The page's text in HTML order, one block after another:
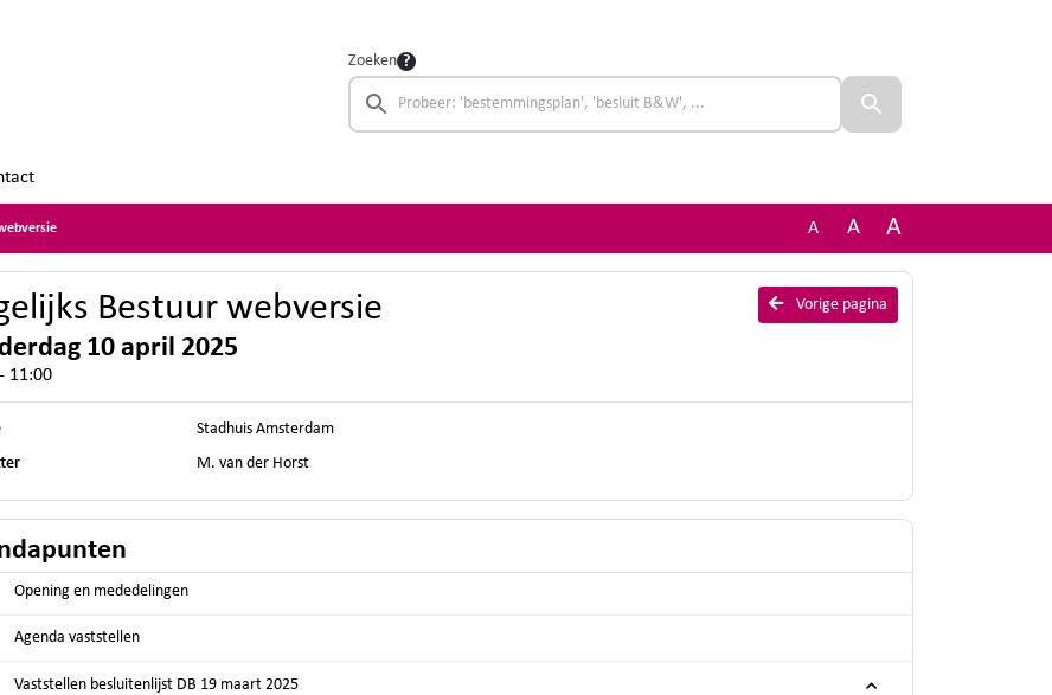
Zoeken
A A A
Vorige pagina
Bestuur webversie
10 april 2025
11:00
Stadhuis Amsterdam
M. van der Horst
Opening en mededelingen
Agenda vaststellen
Vaststellen besluitenlijst DB 19 maart 2025